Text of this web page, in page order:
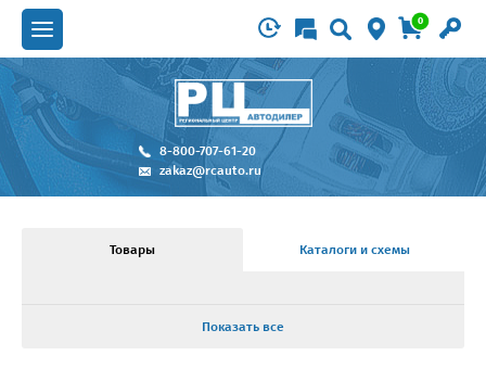
0
8-800-707-61-20
zakaz@rcauto.ru
Товары Каталоги и схемы
Показать все